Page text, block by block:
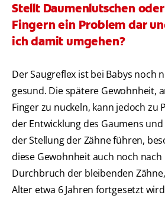
Stellt Daumenlutschen
Fingern ein Problem dar
ich damit umgehen?
Der Saugreflex ist bei Babys noch
gesund. Die spätere Gewohnheit,
Finger zu nuckeln, kann jedoch zu
der Entwicklung des Gaumens
der Stellung der Zähne führen,
diese Gewohnheit auch noch nach
Durchbruch der bleibenden
Alter etwa 6 Jahren fortgesetzt